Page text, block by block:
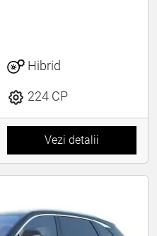
Hibrid
224 CP
Vezi detalii